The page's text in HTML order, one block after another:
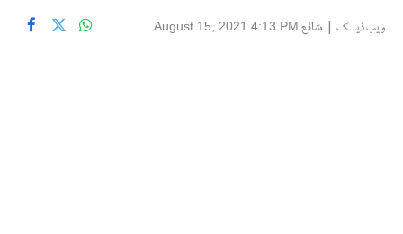
ویب ڈیسک | شائع August 15, 2021 4:13 PM